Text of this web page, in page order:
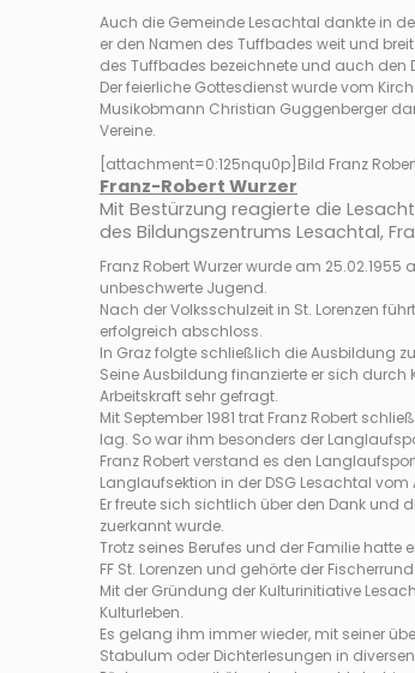
Auch die Gemeinde Lesachtal dankte in
er den Namen des Tuffbades weit und
des Tuffbades bezeichnete und auch den
Der feierliche Gottesdienst wurde vom
Musikobmann Christian Guggenberger
Vereine.
[attachment=0:125nqu0p] Bild Franz
Franz-Robert Wurzer
Mit Bestürzung reagierte die
des Bildungszentrums Lesachtal,
Franz Robert Wurzer wurde am
unbeschwerte Jugend.
Nach der Volksschulzeit in St. Lorenzen
erfolgreich abschloss.
In Graz folgte schließlich die Ausbildung
Seine Ausbildung finanzierte er sich durch
Arbeitskraft sehr gefragt.
Mit September 1981 trat Franz Robert
lag. So war ihm besonders der
Franz Robert verstand es den
Langlaufsektion in der DSG Lesachtal
Er freute sich sichtlich über den Dank und
zuerkannt wurde.
Trotz seines Berufes und der Familie hatte
FF St. Lorenzen und gehörte der
Mit der Gründung der Kulturinitiative
Kulturleben.
Es gelang ihm immer wieder, mit seiner
Stabulum oder Dichterlesungen in